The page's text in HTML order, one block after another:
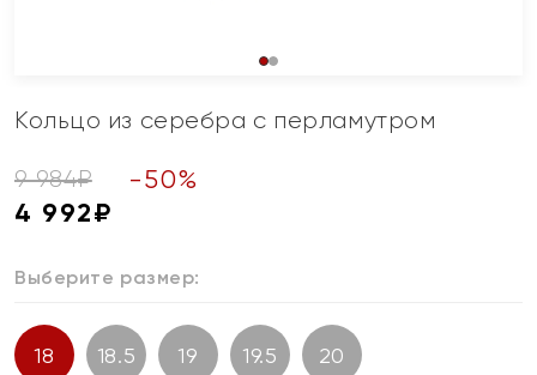
Кольцо из серебра с перламутром
9 984₽ -50%
4 992₽
Выберите размер:
18 18.5 19 19.5 20